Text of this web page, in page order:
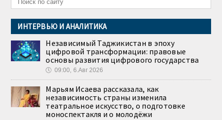
ИНТЕРВЬЮ И АНАЛИТИКА
Независимый Таджикистан в эпоху
цифровой трансформации: правовые
основы развития цифрового государства
🕔 09:00, 6.Авг 2026
Марьям Исаева рассказала, как
независимость страны изменила
театральное искусство, о подготовке
моноспектакля и о молодёжи